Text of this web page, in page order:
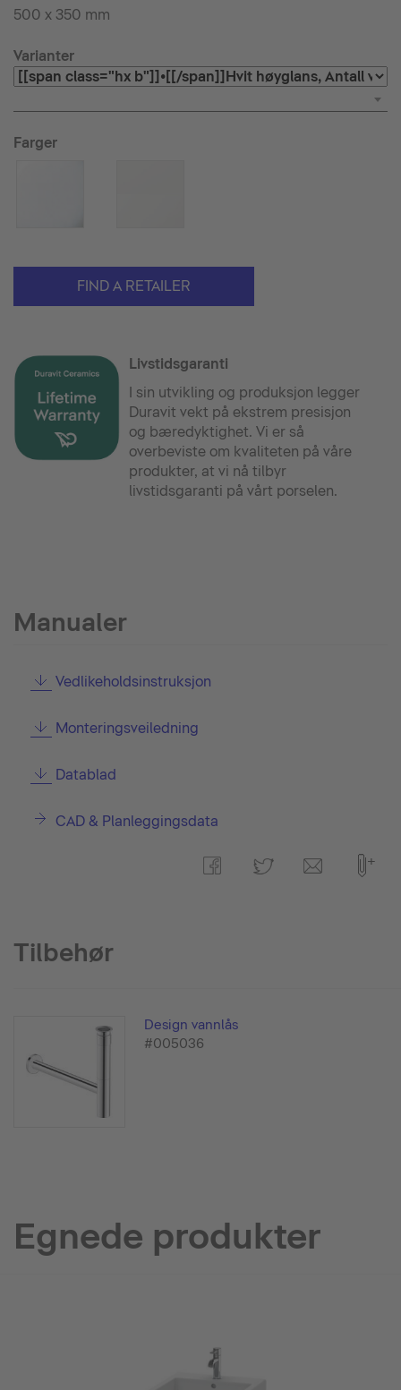
500 x 350 mm
Varianter
Farger
FIND A RETAILER
Livstidsgaranti
I sin utvikling og produksjon legger
Duravit vekt på ekstrem presisjon
og bæredyktighet. Vi er så
overbeviste om kvaliteten på våre
produkter, at vi nå tilbyr
livstidsgaranti på vårt porselen.
Manualer
Vedlikeholdsinstruksjon
Monteringsveiledning
Datablad
CAD & Planleggingsdata
Tilbehør
Design vannlås
#005036
Egnede produkter